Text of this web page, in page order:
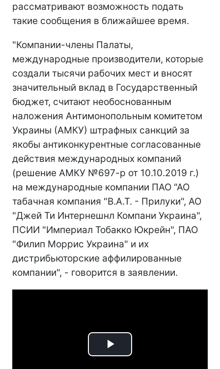
рассматривают возможность подать
такие сообщения в ближайшее время.
"Компании-члены Палаты,
международные производители, которые
создали тысячи рабочих мест и вносят
значительный вклад в Государственный
бюджет, считают необоснованным
наложения Антимонопольным комитетом
Украины (АМКУ) штрафных санкций за
якобы антиконкурентные согласованные
действия международных компаний
(решение АМКУ №697-р от 10.10.2019 г.)
на международные компании ПАО "АО
табачная компания "В.А.Т. - Прилуки", АО
"Джей Ти Интернешнл Компани Украина",
ПСИИ "Империал Тобакко Юкрейн", ПАО
"Филип Моррис Украина" и их
дистрибьюторские аффилированные
компании", - говорится в заявлении.
Play